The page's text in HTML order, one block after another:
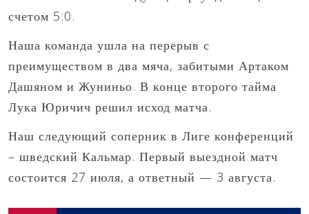
счетом 5:0.
Наша команда ушла на перерыв с
преимуществом в два мяча, забитыми Артаком
Дашяном и Жуниньо. В конце второго тайма
Лука Юричич решил исход матча.
Наш следующий соперник в Лиге конференций
– шведский Кальмар. Первый выездной матч
состоится 27 июля, а ответный — 3 августа.